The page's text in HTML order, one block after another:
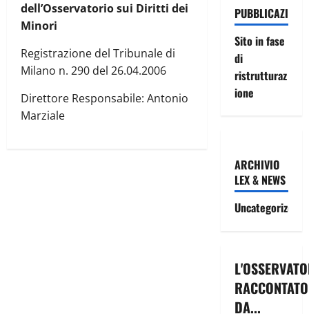
dell’Osservatorio sui Diritti dei
Minori
Registrazione del Tribunale di
Milano n. 290 del 26.04.2006
Direttore Responsabile: Antonio
Marziale
PUBBLICAZIONI
Sito in fase
di
ristrutturaz
ione
ARCHIVIO
LEX & NEWS
Uncategorized
RACCONTATO
DA...